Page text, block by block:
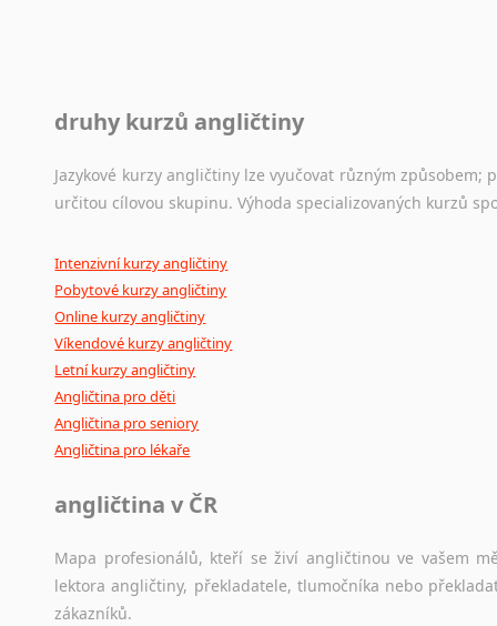
druhy kurzů angličtiny
Jazykové kurzy angličtiny lze vyučovat různým
určitou cílovou skupinu. Výhoda specializovaných kurzů
Intenzivní kurzy angličtiny
Pobytové kurzy angličtiny
Online kurzy angličtiny
Víkendové kurzy angličtiny
Letní kurzy angličtiny
Angličtina pro děti
Angličtina pro seniory
Angličtina pro lékaře
angličtina v ČR
Mapa profesionálů, kteří se živí angličtinou ve vašem
lektora angličtiny, překladatele, tlumočníka nebo
zákazníků.